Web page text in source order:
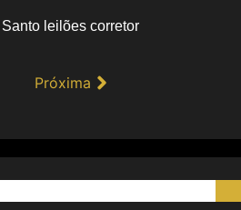
leilões corretor
Próxima